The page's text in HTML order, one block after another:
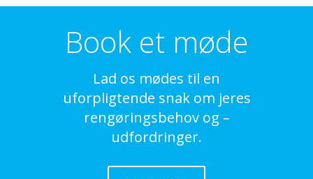
Book et møde
Lad os mødes til en
uforpligtende snak om jeres
rengøringsbehov og –
udfordringer.